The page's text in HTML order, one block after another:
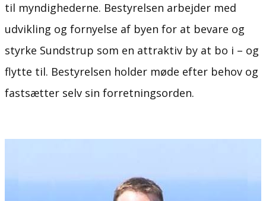
til myndighederne. Bestyrelsen arbejder med
udvikling og fornyelse af byen for at bevare og
styrke Sundstrup som en attraktiv by at bo i – og
flytte til. Bestyrelsen holder møde efter behov og
fastsætter selv sin forretningsorden.